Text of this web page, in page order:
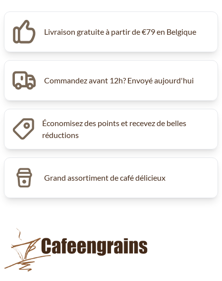
Livraison gratuite à partir de €79 en Belgique
Commandez avant 12h? Envoyé aujourd'hui
Économisez des points et recevez de belles
réductions
Grand assortiment de café délicieux